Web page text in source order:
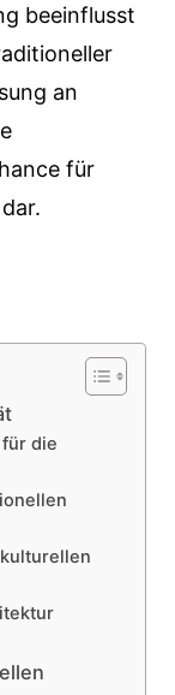
beeinflusst
an
für
die